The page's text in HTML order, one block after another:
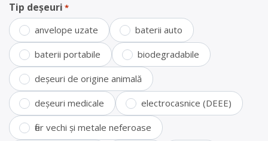
Tip deșeuri *
anvelope uzate baterii auto
baterii portabile biodegradabile
deșeuri de origine animală
deșeuri medicale electrocasnice (DEEE)
fier vechi și metale neferoase